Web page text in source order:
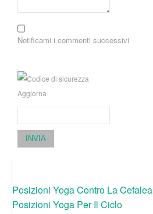
Notificami i commenti successivi
Aggiorna
INVIA
Posizioni Yoga Contro La Cefalea
Posizioni Yoga Per Il Ciclo